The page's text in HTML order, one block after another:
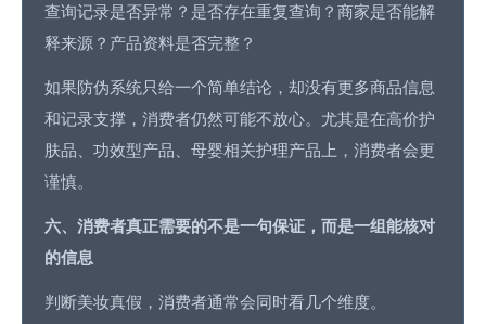
查询记录是否异常？是否存在重复查询？商家是否能解
释来源？产品资料是否完整？
如果防伪系统只给一个简单结论，却没有更多商品信息
和记录支撑，消费者仍然可能不放心。尤其是在高价护
肤品、功效型产品、母婴相关护理产品上，消费者会更
谨慎。
六、消费者真正需要的不是一句保证，而是一组能核对
的信息
判断美妆真假，消费者通常会同时看几个维度。